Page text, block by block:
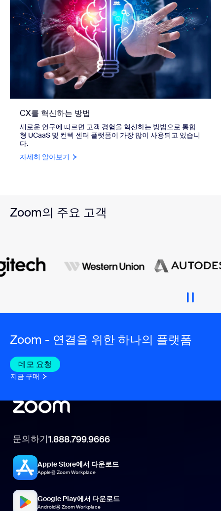
CX를 혁신하는 방법
새로운 연구에 따르면 고객 경험을 혁신하는 방법으로 통합
형 UCaaS 및 컨텍 센터 플랫폼이 가장 많이 사용되고 있습니
다.
자세히 알아보기
Zoom의 주요 고객
Zoom - 연결을 위한 하나의 플랫폼
데모 요청
지금 구매
문의하기1.888.799.9666
Apple Store에서 다운로드
Apple용 Zoom Workplace
Google Play에서 다운로드
Android용 Zoom Workplace